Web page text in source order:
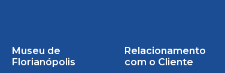
Museu de
Florianópolis
Relacionamento
com o Cliente